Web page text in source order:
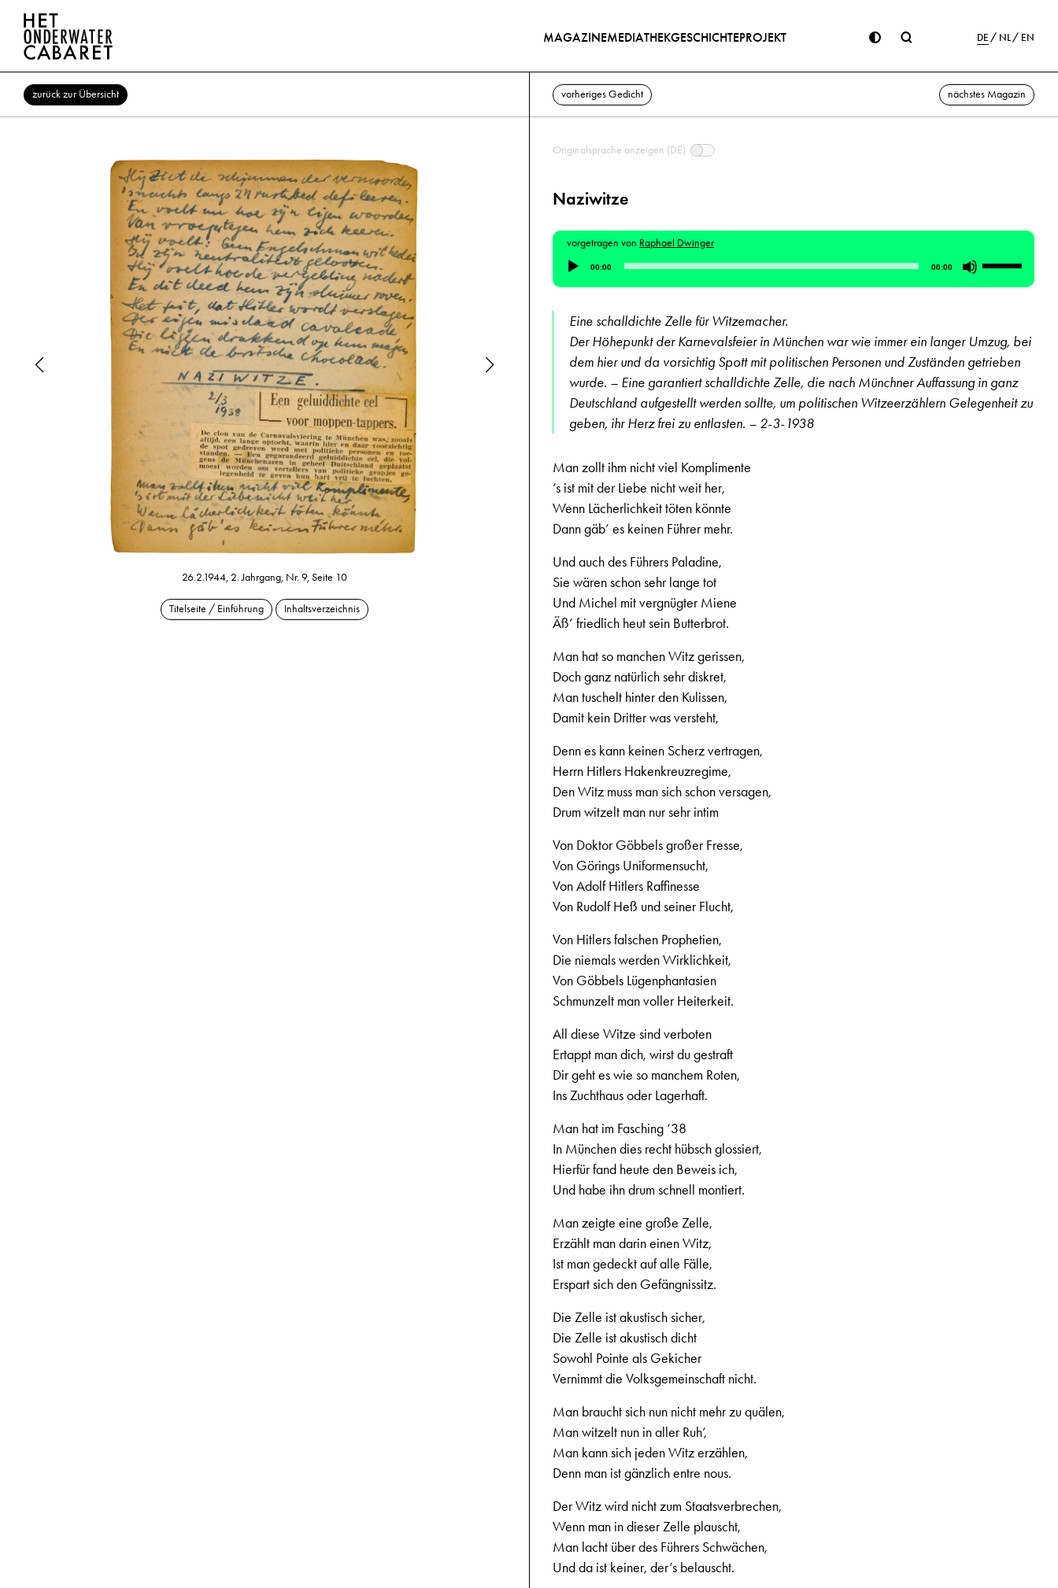
MAGAZINEMEDIATHEKGESCHICHTEPROJEKT DE NL EN
zurück zur Übersicht
26.2.1944, 2. Jahrgang, Nr. 9, Seite 10 26.2.1944, 2. Jahrgang, Nr. 9, Seite 11
Titelseite / Einführung Inhaltsverzeichnis
vorheriges Gedicht nächstes Magazin
Originalsprache anzeigen (DE)
Naziwitze
vorgetragen von Raphael Dwinger
Audio-
Player
00:00 00:00
Pfeiltasten
Hoch/
die
Lautstärke
zu
regeln.
Eine schalldichte Zelle für Witzemacher.
Der Höhepunkt der Karnevalsfeier in München war wie immer ein langer Umzug, bei
dem hier und da vorsichtig Spott mit politischen Personen und Zuständen getrieben
wurde. – Eine garantiert schalldichte Zelle, die nach Münchner Auffassung in ganz
Deutschland aufgestellt werden sollte, um politischen Witzeerzählern Gelegenheit zu
geben, ihr Herz frei zu entlasten. – 2-3-1938
Man zollt ihm nicht viel Komplimente
’s ist mit der Liebe nicht weit her,
Wenn Lächerlichkeit töten könnte
Dann gäb’ es keinen Führer mehr.
Und auch des Führers Paladine,
Sie wären schon sehr lange tot
Und Michel mit vergnügter Miene
Äß’ friedlich heut sein Butterbrot.
Man hat so manchen Witz gerissen,
Doch ganz natürlich sehr diskret,
Man tuschelt hinter den Kulissen,
Damit kein Dritter was versteht,
Denn es kann keinen Scherz vertragen,
Herrn Hitlers Hakenkreuzregime,
Den Witz muss man sich schon versagen,
Drum witzelt man nur sehr intim
Von Doktor Göbbels großer Fresse,
Von Görings Uniformensucht,
Von Adolf Hitlers Raffinesse
Von Rudolf Heß und seiner Flucht,
Von Hitlers falschen Prophetien,
Die niemals werden Wirklichkeit,
Von Göbbels Lügenphantasien
Schmunzelt man voller Heiterkeit.
All diese Witze sind verboten
Ertappt man dich, wirst du gestraft
Dir geht es wie so manchem Roten,
Ins Zuchthaus oder Lagerhaft.
Man hat im Fasching ‘38
In München dies recht hübsch glossiert,
Hierfür fand heute den Beweis ich,
Und habe ihn drum schnell montiert.
Man zeigte eine große Zelle,
Erzählt man darin einen Witz,
Ist man gedeckt auf alle Fälle,
Erspart sich den Gefängnissitz.
Die Zelle ist akustisch sicher,
Die Zelle ist akustisch dicht
Sowohl Pointe als Gekicher
Vernimmt die Volksgemeinschaft nicht.
Man braucht sich nun nicht mehr zu quälen,
Man witzelt nun in aller Ruh’,
Man kann sich jeden Witz erzählen,
Denn man ist gänzlich entre nous.
Der Witz wird nicht zum Staatsverbrechen,
Wenn man in dieser Zelle plauscht,
Man lacht über des Führers Schwächen,
Und da ist keiner, der’s belauscht.